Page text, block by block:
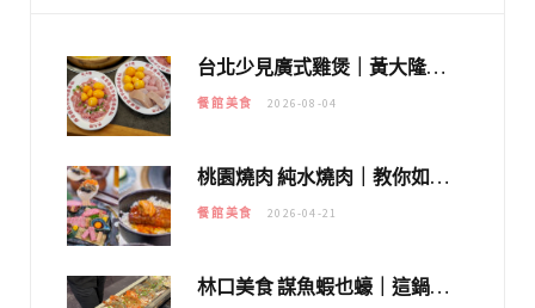
台北少見廣式雞煲｜黃大隆濃郁煲湯：經典提燈與溫體雞肉，熬夜修仙不如來喝湯！
餐館美食 2026-08-04
桃園燒肉 純水燒肉｜教你如何優惠吃日本A5和牛各種部位，私房菜誠意吃好吃滿
餐館美食 2026-04-21
林口美食 謀魚蝦也蠔｜這鍋太狂！「蟹老闆派對鍋」10多種海鮮浮誇上桌，壽星再送生食摩天輪！